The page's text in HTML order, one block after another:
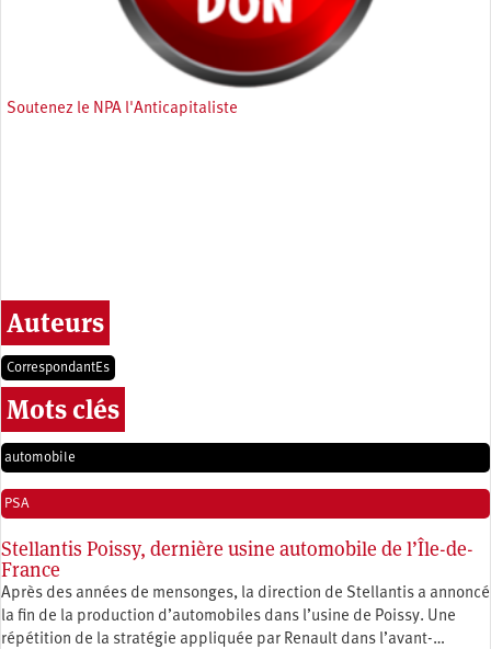
Soutenez le NPA l'Anticapitaliste
Auteurs
CorrespondantEs
Mots clés
automobile
PSA
Stellantis Poissy, dernière usine automobile de l’Île-de-
France
Après des années de mensonges, la direction de Stellantis a annoncé
la fin de la production d’automobiles dans l’usine de Poissy. Une
répétition de la stratégie appliquée par Renault dans l’avant-…